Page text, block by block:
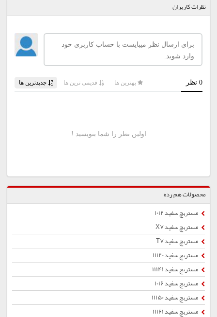
نظرات کاربران
محصولات هم رده
مستربچ سفید 1012
مستربچ سفید X7
مستربچ سفید T7
مستربچ سفید 11120
مستربچ سفید 11141
مستربچ سفید 1016
مستربچ سفید 11150
مستربچ سفید 11161